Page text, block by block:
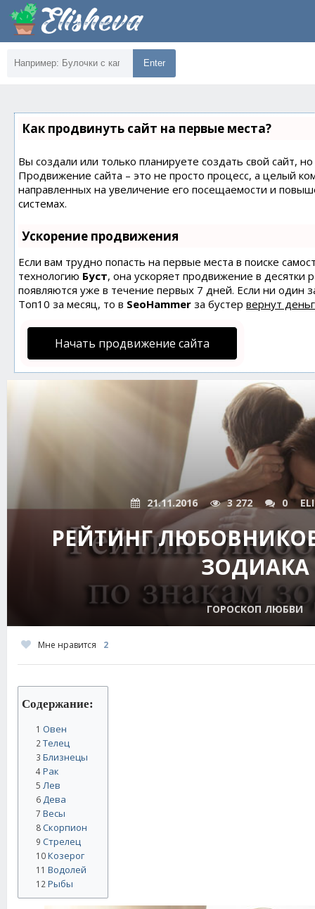
Enter
Как продвинуть сайт на первые места?
Вы создали или только планируете создать свой сайт,
Продвижение сайта – это не просто процесс, а целый
направленных на увеличение его посещаемости и
системах.
Ускорение продвижения
Если вам трудно попасть на первые места в поиске
технологию Буст, она ускоряет продвижение в десятки
появляются уже в течение первых 7 дней. Если ни один
Топ10 за месяц, то в SeoHammer за бустер вернут
Начать продвижение сайта
21.11.2016 3 272 0
РЕЙТИНГ
ЗОДИАКА
ГОРОСКОП ЛЮБВИ
Мне нравится 2
Содержание:
1 Овен
2 Телец
3 Близнецы
4Рак
5 Лев
6Дева
7 Весы
8Скорпион
9 Стрелец
10Козерог
11 Водолей
12 Рыбы